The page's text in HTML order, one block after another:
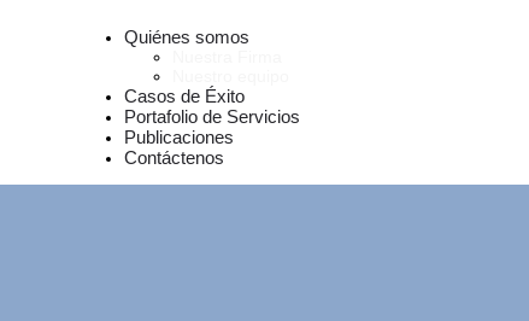
Quiénes somos
Casos de Éxito
Portafolio de Servicios
Publicaciones
Contáctenos